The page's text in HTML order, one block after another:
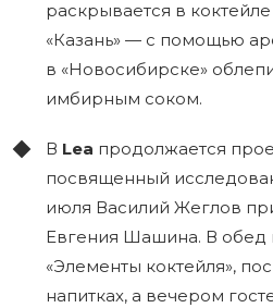
раскрывается в
«Казань» — с помощью
в «Новосибирске»
имбирным соком.
В Lea продолжается
посвященный
июля Василий Жеглов
Евгения Шашина. В обед
«Элементы коктейля»,
напитках, а вечером